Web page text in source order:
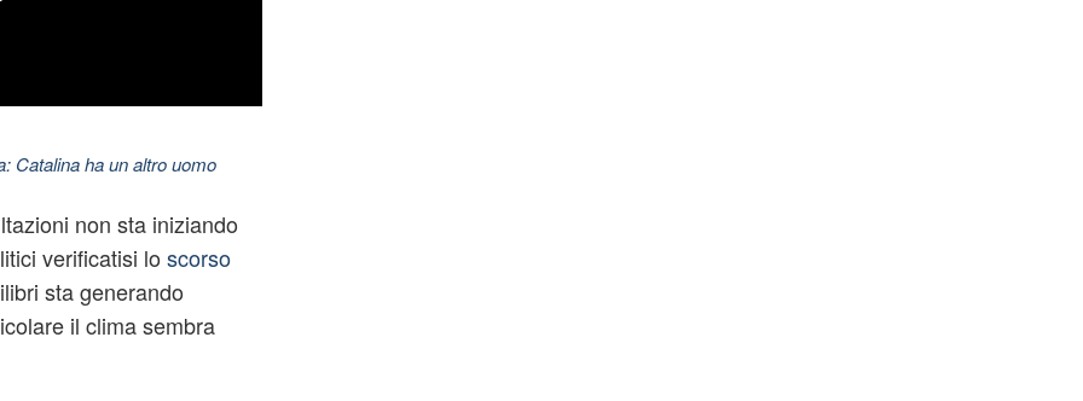
Catalina ha un altro uomo
non sta iniziando
verificatisi lo scorso
sta generando
il clima sembra